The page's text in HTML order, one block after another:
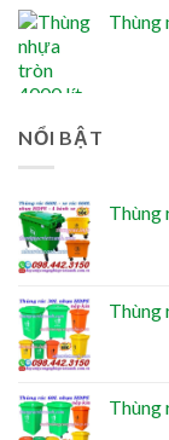
Thùng
NỔI BẬT
Thùng
Thùng
Thùng